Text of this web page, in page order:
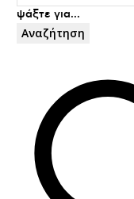
ψάξτε για...
Αναζήτηση